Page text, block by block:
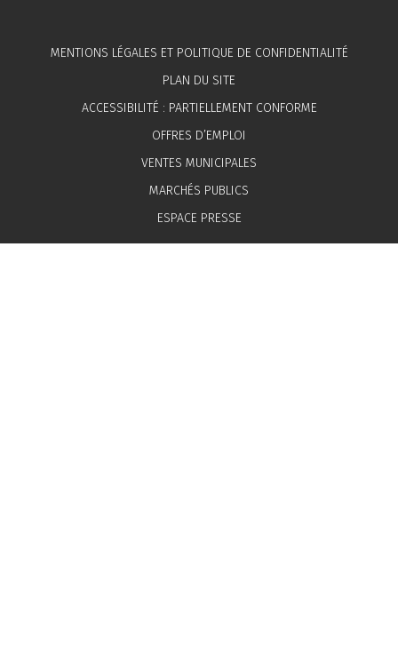
MENTIONS LÉGALES ET POLITIQUE DE CONFIDENTIALITÉ
PLAN DU SITE
ACCESSIBILITÉ : PARTIELLEMENT CONFORME
OFFRES D’EMPLOI
VENTES MUNICIPALES
MARCHÉS PUBLICS
ESPACE PRESSE